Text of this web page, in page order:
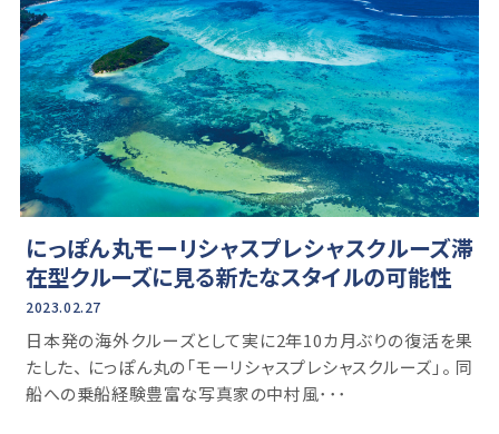
にっぽん丸モーリシャスプレシャスクルーズ滞
在型クルーズに見る新たなスタイルの可能性
2023.02.27
日本発の海外クルーズとして実に2年10カ月ぶりの復活を果
たした、 にっぽん丸の「モーリシャスプレシャスクルーズ」。 同
船への乗船経験豊富な写真家の中村風･･･